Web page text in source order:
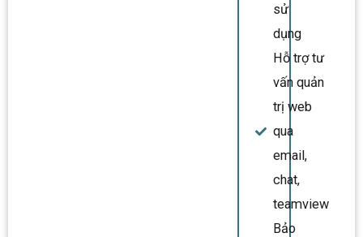
sử
dụng
Hỗ trợ tư
vấn quản
trị web
qua
email,
chat,
teamview
Bảo